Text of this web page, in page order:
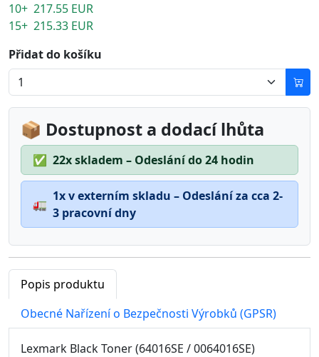
10+ 217.55 EUR
15+ 215.33 EUR
Přidat do košíku
📦 Dostupnost a dodací lhůta
✅ 22x skladem – Odeslání do 24 hodin
🚛
1x v externím skladu – Odeslání za cca 2-
3 pracovní dny
Popis produktu
Obecné Nařízení o Bezpečnosti Výrobků (GPSR)
Lexmark Black Toner (64016SE / 0064016SE)